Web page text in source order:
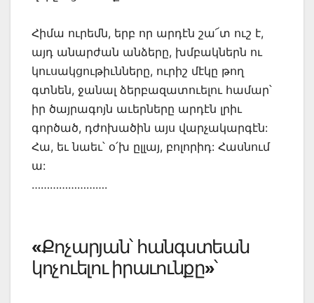
Հիմա ուրեմն, երբ որ արդէն շա՜տ ուշ է,
այդ անարժան անձերը, խմբակներն ու
կուսակցութիւնները, ուրիշ մէկը թող
գտնեն, ջանալ ձերբազատուելու համար՝
իր ծայրագոյն աւերները արդէն լրիւ
գործած, դժոխածին այս վարչակարգէն:
Հա, եւ նաեւ՝ օ՛խ ըլլայ, բոլորիդ: Հասնում
ա:
…………………….
«Քոչարյան՝ հանգստեան
կոչուելու իրաւունքը»՝